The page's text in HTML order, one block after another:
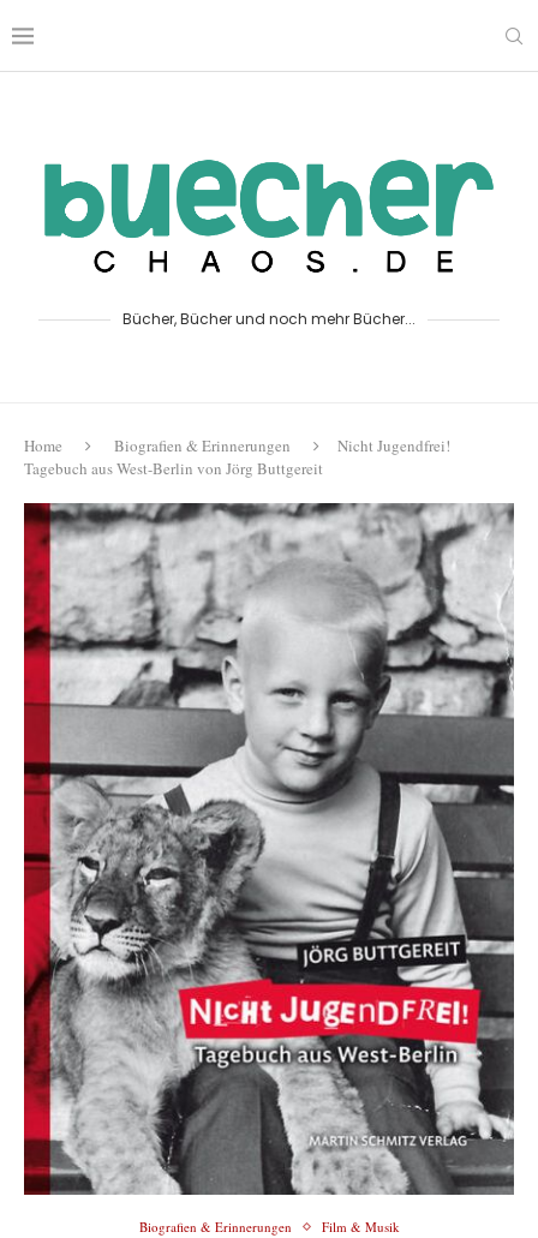
Bücher, Bücher und noch mehr Bücher...
Home Biografien & Erinnerungen
Nicht Jugendfrei!
Tagebuch aus West-Berlin von Jörg Buttgereit
Biografien & Erinnerungen Film & Musik